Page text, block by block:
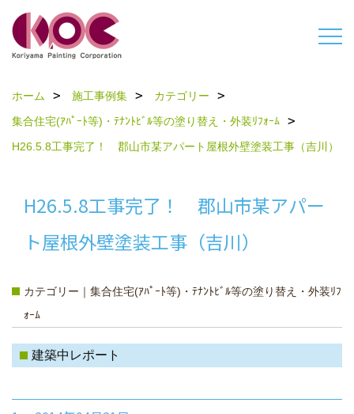
ホーム 施工事例集
カテゴリー
集合住宅(ｱﾊﾟｰﾄ等)・ﾃﾅﾝﾄﾋﾞﾙ等の塗り替え・外装ﾘﾌｫｰﾑ
H26.5.8工事完了！ 郡山市某アパート屋根外壁塗装工事（吉川）
H26.5.8工事完了！ 郡山市某アパー
ト屋根外壁塗装工事（吉川）
カテゴリー｜集合住宅(ｱﾊﾟｰﾄ等)・ﾃﾅﾝﾄﾋﾞﾙ等の塗り替え・外装ﾘﾌ
ｫｰﾑ
建築中レポート